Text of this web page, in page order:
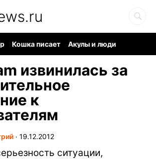
Кошка писает
Акулы и люди
извинилась за
к
∙ 19.12.2012
ситуации,